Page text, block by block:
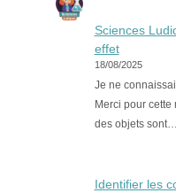
Sciences
effet
18/08/2025
Je ne
Merci pour
des objets sont…
Identifier les